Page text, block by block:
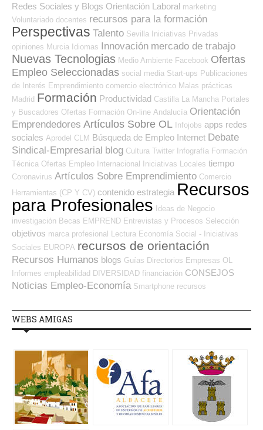
Redes Sociales y Blogs Orientación Laboral marketing
Voluntariado docentes recursos para la formación
Perspectivas Talento Sevilla Iniciativas Privadas
opiniones Murcia Idiomas Innovación mercado de trabajo
Nuevas Tecnologias Medio Ambiente Facebook Ofertas
Empleo Seleccionadas social media Start-ups Publicaciones
de Interés Emprendimiento comercio electrónico Malas prácticas
Madrid Formación Productividad Castilla La Mancha Portales
y Buscadores Ofertas Formación On-line Andalucía Orientación
Emprendedores Artículos Sobre OL Infojobs apps redes
sociales Aprodel CLM Búsqueda de Empleo Internet Debate
Sindical-Empresarial blog Cultura Twitter Infografía Formación
Técnica Ofertas Empleo Internacional Iniciativas Locales tiempo
Coronavirus Artículos Sobre Emprendimiento Comercio
Herramientas (CP Y CV) contenido estrategia Recursos
para Profesionales Ideas de Negocio
investigación Becas EMPREND Entrevistas y Procesos Selección
objetivos marca profesional Lectura Economía Social - Iniciativas
Sociales EUROPA recursos de orientación
Recursos Humanos blogs Guías Directorios Empresas OL
Informes empleabilidad DIVERSIDAD financiación CONSEJOS
Noticias Empleo-Economía Smartphone recursos
WEBS AMIGAS